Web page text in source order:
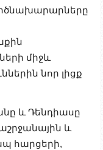
միջև
նոր լիցք
և Դենդիասը
և
հարցերի,